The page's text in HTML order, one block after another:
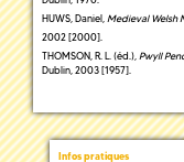
HUWS, Daniel, Medieval Welsh
2002 [2000].
THOMSON, R. L. (éd.), Pwyll
Dublin, 2003 [1957].
Infos pratiques